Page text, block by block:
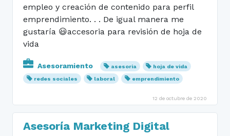
empleo y creación de contenido para perfil
emprendimiento. . . De igual manera me
gustaría 😃accesoria para revisión de hoja de
vida
Asesoramiento asesoria
hoja de vida
redes sociales
laboral emprendimiento
12 de octubre de 2020
Asesoría Marketing Digital